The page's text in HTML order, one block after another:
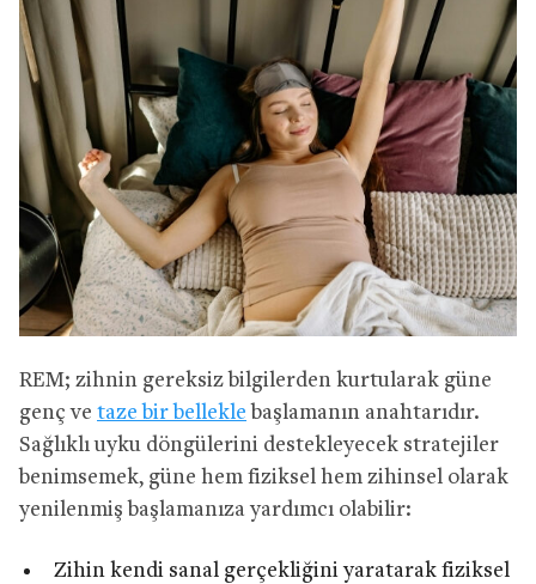
REM; zihnin gereksiz bilgilerden kurtularak güne
genç ve taze bir bellekle başlamanın anahtarıdır.
Sağlıklı uyku döngülerini destekleyecek stratejiler
benimsemek, güne hem fiziksel hem zihinsel olarak
yenilenmiş başlamanıza yardımcı olabilir:
Zihin kendi sanal gerçekliğini yaratarak fiziksel